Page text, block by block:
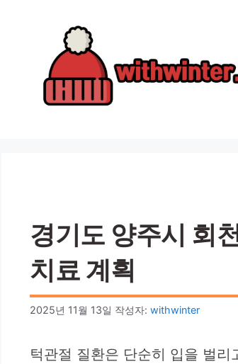
경기도 양주시 회
치료 계획
2025년 11월 13일 작성자: withwinter
턱관절 질환은 단순히 입을 벌